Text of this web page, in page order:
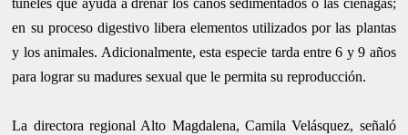
túneles que ayuda a drenar los caños sedimentados o las ciénagas;
en su proceso digestivo libera elementos utilizados por las plantas
y los animales. Adicionalmente, esta especie tarda entre 6 y 9 años
para lograr su madures sexual que le permita su reproducción.
La directora regional Alto Magdalena, Camila Velásquez, señaló